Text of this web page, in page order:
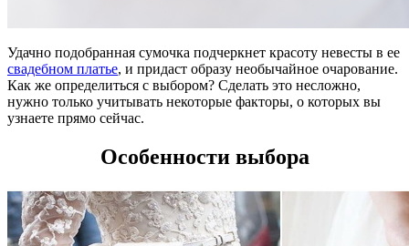
Удачно подобранная сумочка подчеркнет красоту невесты в ее
свадебном платье, и придаст образу необычайное очарование.
Как же определиться с выбором? Сделать это несложно,
нужно только учитывать некоторые факторы, о которых вы
узнаете прямо сейчас.
Особенности выбора